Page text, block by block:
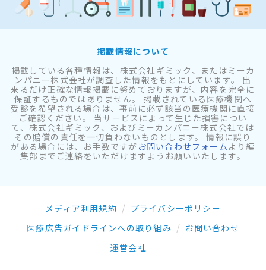
掲載情報について
掲載している各種情報は、株式会社ギミック、またはミーカ
ンパニー株式会社が調査した情報をもとにしています。 出
来るだけ正確な情報掲載に努めておりますが、内容を完全に
保証するものではありません。 掲載されている医療機関へ
受診を希望される場合は、事前に必ず該当の医療機関に直接
ご確認ください。 当サービスによって生じた損害につい
て、株式会社ギミック、およびミーカンパニー株式会社では
その賠償の責任を一切負わないものとします。 情報に誤り
がある場合には、お手数ですが お問い合わせフォーム より編
集部までご連絡をいただけますようお願いいたします。
メディア利用規約
プライバシーポリシー
医療広告ガイドラインへの取り組み
お問い合わせ
運営会社